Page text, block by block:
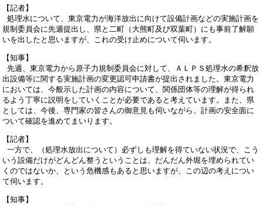
【記者】
処理水について、東京電力が海洋放出に向けて設備計画などの実施計画を
規制委員会に先週提出し、県と二町（大熊町及び双葉町）にも事前了解願
いを出したと思いますが、これの受け止めについて伺います。
【知事】
先週、東京電力から原子力規制委員会に対して、ＡＬＰＳ処理水の希釈放
出設備等に関する実施計画の変更認可申請書が提出されました。東京電力
においては、今般示した計画の内容について、関係団体等の理解が得られ
るよう丁寧に説明をしていくことが必要であると考えています。また、県
としては、今後、専門家の皆さんの御意見も伺いながら、計画の安全面に
ついて確認を進めてまいります。
【記者】
一方で、（処理水放出について）必ずしも理解を得ていない状況で、こう
いう設備だけがどんどん整うということは、だんだん外堀を埋められてい
くのではないか、という危機感もあると思いますが、この辺の考えについ
て伺います。
【知事】